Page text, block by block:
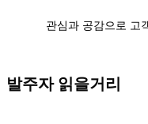
관심과 공감으로 고
발주자 읽을거리